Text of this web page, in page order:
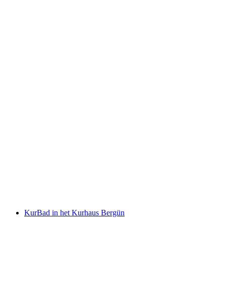
KurBad in het Kurhaus Bergün